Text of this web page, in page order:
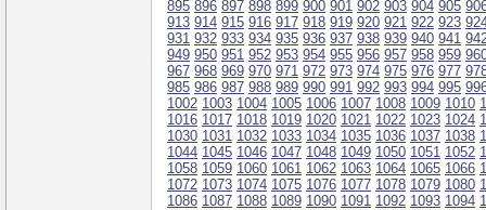
895 896 897 898 899 900 901 902 903 904 905
913 914 915 916 917 918 919 920 921 922 923
931 932 933 934 935 936 937 938 939 940 941
949 950 951 952 953 954 955 956 957 958 959
967 968 969 970 971 972 973 974 975 976 977
985 986 987 988 989 990 991 992 993 994 995
1002 1003 1004 1005 1006 1007 1008 1009 1010
1016 1017 1018 1019 1020 1021 1022 1023 1024
1030 1031 1032 1033 1034 1035 1036 1037 1038
1044 1045 1046 1047 1048 1049 1050 1051 1052
1058 1059 1060 1061 1062 1063 1064 1065 1066
1072 1073 1074 1075 1076 1077 1078 1079 1080
1086 1087 1088 1089 1090 1091 1092 1093 1094